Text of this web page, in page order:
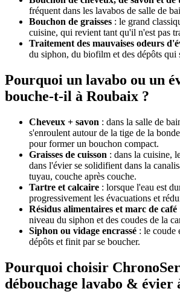
fréquent dans les lavabos de salle de
Bouchon de graisses : le grand
cuisine, qui revient tant qu'il n'est pas
Traitement des mauvaises odeurs
du siphon, du biofilm et des dépôts qui
Pourquoi un lavabo ou un
bouche-t-il à Roubaix ?
Cheveux + savon : dans la salle de
s'enroulent autour de la tige de la
pour former un bouchon compact.
Graisses de cuisson : dans la cuisine,
dans l'évier se solidifient dans la
tuyau, couche après couche.
Tartre et calcaire : lorsque l'eau est
progressivement les évacuations et
Résidus alimentaires et marc de café
niveau du siphon et des coudes de la
Siphon ou vidage encrassé : le coude
dépôts et finit par se boucher.
Pourquoi choisir
débouchage lavabo & évier